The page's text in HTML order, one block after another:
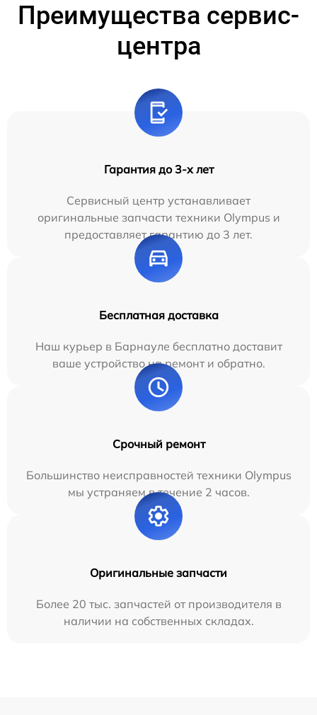
Преимущества сервис-
центра
Гарантия до 3-х лет
Сервисный центр устанавливает
оригинальные запчасти техники Olympus и
предоставляет гарантию до 3 лет.
Бесплатная доставка
Наш курьер в Барнауле бесплатно доставит
ваше устройство на ремонт и обратно.
Срочный ремонт
Большинство неисправностей техники Olympus
мы устраняем в течение 2 часов.
Оригинальные запчасти
Более 20 тыс. запчастей от производителя в
наличии на собственных складах.